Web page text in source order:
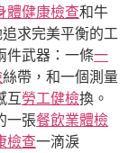
體健康檢查和牛
求完美平衡的工
件武器：一條一
絲帶，和一個測量
互勞工健檢換。
一張餐飲業體檢
檢查一滴淚